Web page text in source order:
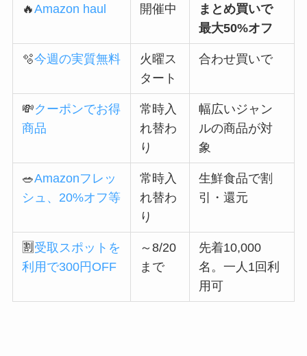
🔥Amazon haul 開催中
まとめ買いで
最大50%オフ
🫧今週の実質無料
火曜ス
タート
合わせ買いで
💸クーポンでお得
商品
常時入
れ替わ
り
幅広いジャン
ルの商品が対
象
🥗Amazonフレッ
シュ、20%オフ等
常時入
れ替わ
り
生鮮食品で割
引・還元
🈹受取スポットを
利用で300円OFF
～8/20
まで
先着10,000
名。一人1回利
用可